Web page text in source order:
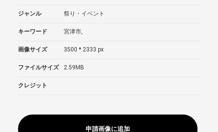
ジャンル 祭り・イベント
キーワード 宮津市,
画像サイズ 3500 * 2333 px
ファイルサイズ 2.59MB
クレジット
申請画像に追加